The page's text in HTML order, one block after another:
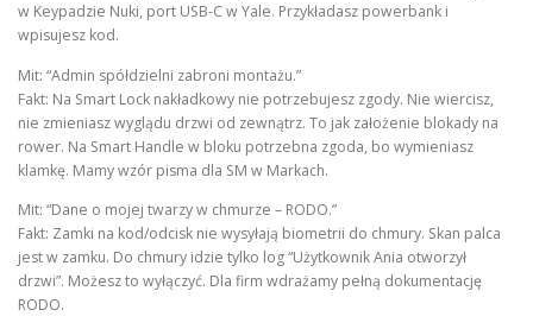
w Keypadzie Nuki, port USB-C w Yale. Przykładasz powerbank i
wpisujesz kod.
Mit: “Admin spółdzielni zabroni montażu.”
Fakt: Na Smart Lock nakładkowy nie potrzebujesz zgody. Nie wiercisz,
nie zmieniasz wyglądu drzwi od zewnątrz. To jak założenie blokady na
rower. Na Smart Handle w bloku potrzebna zgoda, bo wymieniasz
klamkę. Mamy wzór pisma dla SM w Markach.
Mit: “Dane o mojej twarzy w chmurze – RODO.”
Fakt: Zamki na kod/odcisk nie wysyłają biometrii do chmury. Skan palca
jest w zamku. Do chmury idzie tylko log “Użytkownik Ania otworzył
drzwi”. Możesz to wyłączyć. Dla firm wdrażamy pełną dokumentację
RODO.